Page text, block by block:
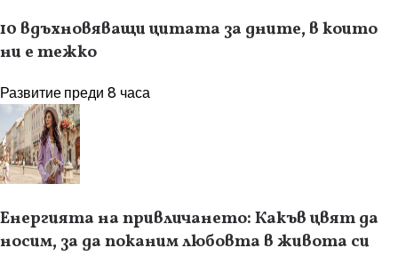
10 вдъхновяващи цитата за дните, в които
ни е тежко
Развитиепреди 8 часа
Енергията на привличането: Какъв цвят да
носим, за да поканим любовта в живота си